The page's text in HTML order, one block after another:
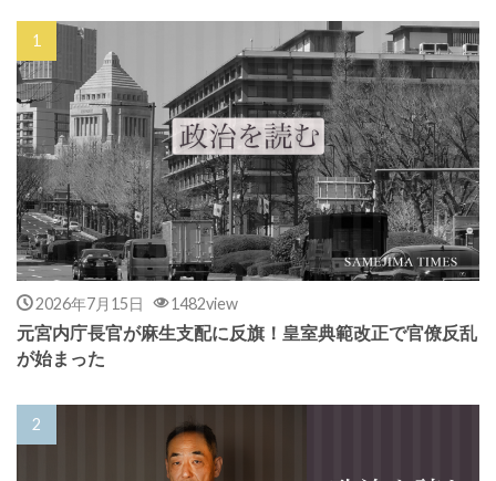
2026年7月15日 1482view
元宮内庁長官が麻生支配に反旗！皇室典範改正で官僚反乱
が始まった